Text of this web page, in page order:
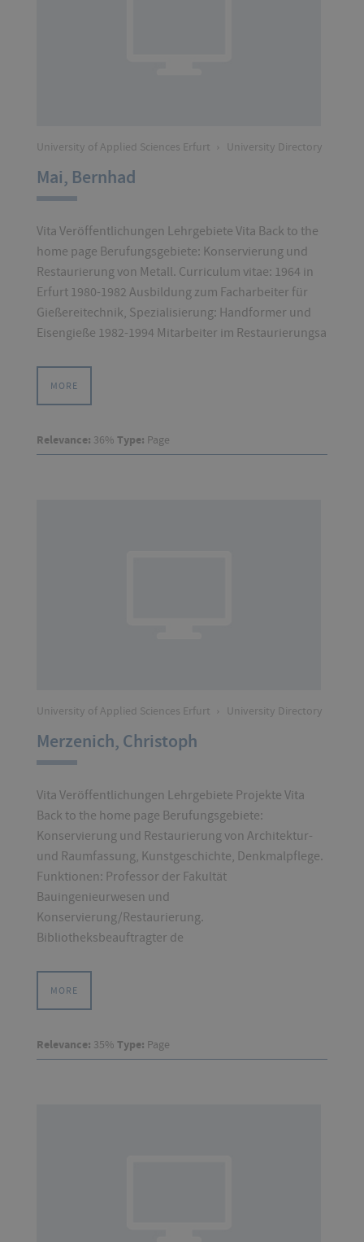
University of Applied Sciences Erfurt › University Directory
Mai, Bernhad
Vita Veröffentlichungen Lehrgebiete Vita Back to the
home page Berufungsgebiete: Konservierung und
Restaurierung von Metall. Curriculum vitae: 1964 in
Erfurt 1980-1982 Ausbildung zum Facharbeiter für
Gießereitechnik, Spezialisierung: Handformer und
Eisengieße 1982-1994 Mitarbeiter im Restaurierungsa
MORE
Relevance: 36% Type: Page
University of Applied Sciences Erfurt › University Directory
Merzenich, Christoph
Vita Veröffentlichungen Lehrgebiete Projekte Vita
Back to the home page Berufungsgebiete:
Konservierung und Restaurierung von Architektur-
und Raumfassung, Kunstgeschichte, Denkmalpflege.
Funktionen: Professor der Fakultät
Bauingenieurwesen und
Konservierung/Restaurierung.
Bibliotheksbeauftragter de
MORE
Relevance: 35% Type: Page